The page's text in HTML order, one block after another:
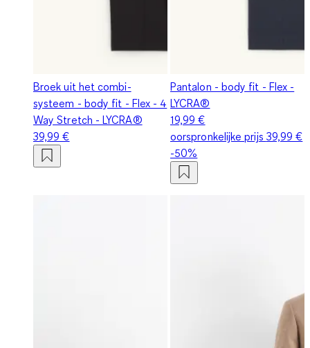
Broek uit het combi-
systeem - body fit - Flex - 4
Way Stretch - LYCRA®
39,99 €
Pantalon - body fit - Flex -
LYCRA®
19,99 €
oorspronkelijke prijs 39,99 €
-50%